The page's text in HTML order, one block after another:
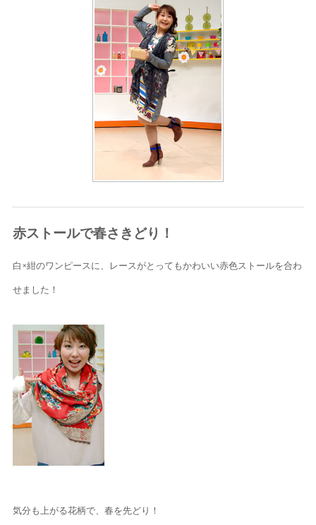
赤ストールで春さきどり！
白×紺のワンピースに、レースがとってもかわいい赤色ストールを合わ
せました！
気分も上がる花柄で、春を先どり！